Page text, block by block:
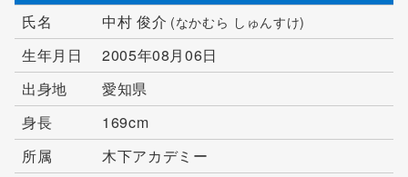
氏名
中村 俊介 (なかむら しゅんすけ)
生年月日
2005年08月06日
出身地
愛知県
身長
169cm
所属
木下アカデミー